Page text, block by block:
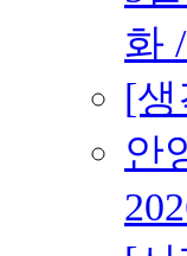
화
[
안